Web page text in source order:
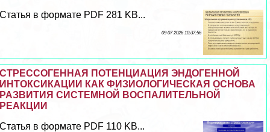
Статья в формате PDF 281 KB...
09 07 2026 10:37:56
СТРЕССОГЕННАЯ ПОТЕНЦИАЦИЯ ЭНДОГЕННОЙ
ИНТОКСИКАЦИИ КАК ФИЗИОЛОГИЧЕСКАЯ ОСНОВА
РАЗВИТИЯ СИСТЕМНОЙ ВОСПАЛИТЕЛЬНОЙ
РЕАКЦИИ
Статья в формате PDF 110 KB...